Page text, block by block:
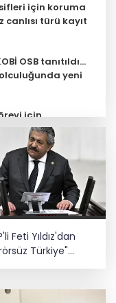
için koruma
canlısı türü kayıt
OSB tanıtıldı...
yeni
için
savunma
devam
kişi yakalandı
ikamet
kadar
Feti Yıldız'dan
Türkiye"
üretecek